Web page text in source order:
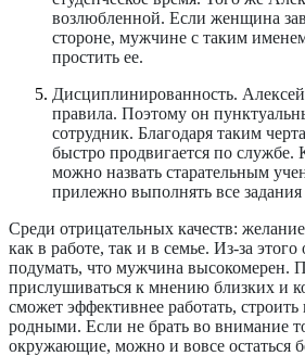
возлюбленной. Если женщина
стороне, мужчине с таким
простить ее.
Дисциплинированность.
правила. Поэтому он
сотрудник. Благодаря таким
быстро продвигается по
можно назвать старательным
прилежно выполнять все задания
Среди отрицательных качеств:
как в работе, так и в семье. Из-за
подумать, что мужчина высокомерен.
прислушиваться к мнению близких и
сможет эффективнее работать,
родными. Если не брать во внимание
окружающие, можно и вовсе остаться